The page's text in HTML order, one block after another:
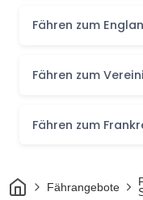
Fähren zum
Fähren zum
Fähren zum
HeimFährangebote